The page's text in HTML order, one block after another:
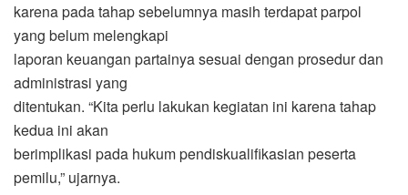
karena pada tahap sebelumnya masih terdapat parpol
yang belum melengkapi
laporan keuangan partainya sesuai dengan prosedur dan
administrasi yang
ditentukan. “Kita perlu lakukan kegiatan ini karena tahap
kedua ini akan
berimplikasi pada hukum pendiskualifikasian peserta
pemilu,” ujarnya.